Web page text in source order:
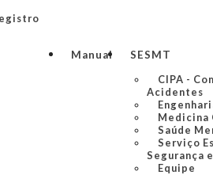
Manual
SESMT
CIPA -
Acidentes
Medicina
Saúde
Serviço
Segurança
Equipe